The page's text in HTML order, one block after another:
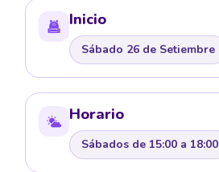
Inicio
Sábado 26 de Setiembre
Horario
Sábados de 15:00 a 18:00